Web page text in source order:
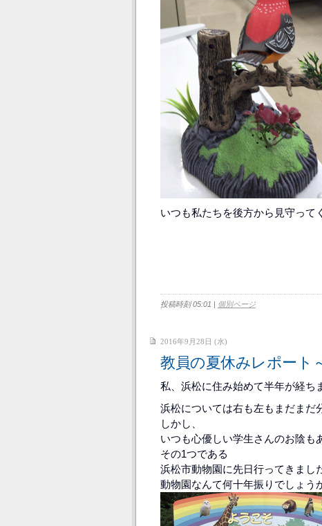
いつも私たちを後方から見守って
植
投稿時刻 05:01 | 個別ページ
2016年9月28日 (水)
教員の夏休みレポート
私、浜松に住み始めて半年が経ち
浜松については右も左もまだまだ
しかし、
いつも心優しい学生さんのお陰も
その1つである
浜松市動物園に先日行ってきまし
動物園なんて何十年振りでしょう